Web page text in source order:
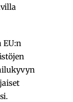
EU:n